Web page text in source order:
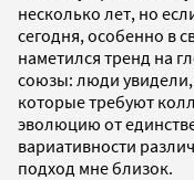
несколько лет, но
сегодня, особенно в
наметился тренд на
союзы: люди увидели,
которые требуют
эволюцию от
вариативности
подход мне близок.